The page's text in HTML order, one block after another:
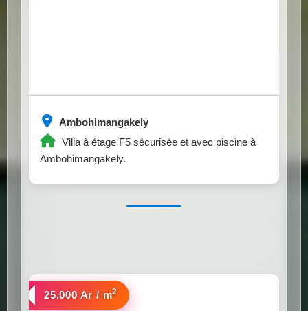
Ambohimangakely
Villa à étage F5 sécurisée et avec piscine à
Ambohimangakely.
a vendre
25.000 Ar / m2